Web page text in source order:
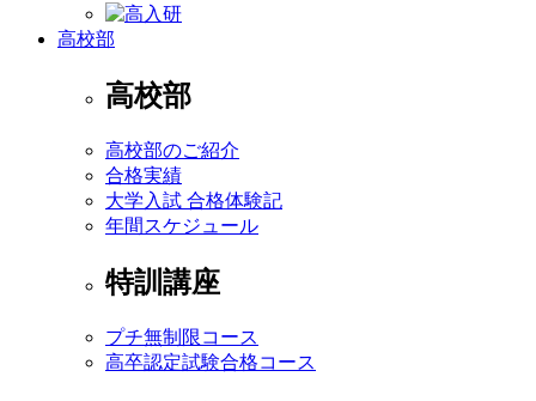
高校部
高校部
高校部のご紹介
合格実績
大学入試 合格体験記
年間スケジュール
特訓講座
プチ無制限コース
高卒認定試験合格コース